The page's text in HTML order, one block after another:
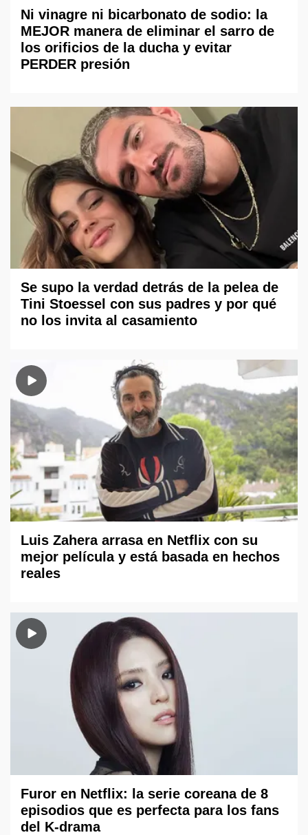
Ni vinagre ni bicarbonato de sodio: la
MEJOR manera de eliminar el sarro de
los orificios de la ducha y evitar
PERDER presión
Se supo la verdad detrás de la pelea de
Tini Stoessel con sus padres y por qué
no los invita al casamiento
Luis Zahera arrasa en Netflix con su
mejor película y está basada en hechos
reales
Furor en Netflix: la serie coreana de 8
episodios que es perfecta para los fans
del K-drama